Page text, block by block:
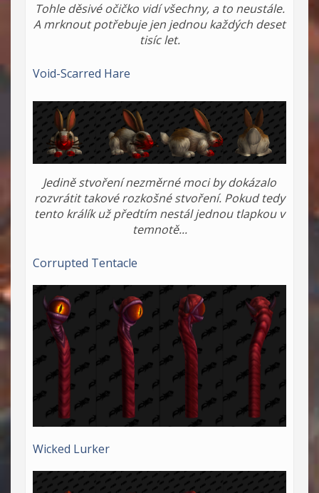
Tohle děsivé očičko vidí všechny, a to neustále.
A mrknout potřebuje jen jednou každých deset
tisíc let.
Void-Scarred Hare
Jedině stvoření nezměrné moci by dokázalo
rozvrátit takové rozkošné stvoření. Pokud tedy
tento králík už předtím nestál jednou tlapkou v
temnotě...
Corrupted Tentacle
Wicked Lurker